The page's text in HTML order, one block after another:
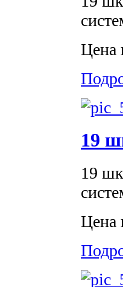
Цена
19
19
Цена